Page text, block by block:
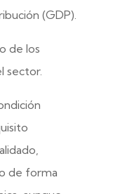
(GDP).
de los
sector.
de forma